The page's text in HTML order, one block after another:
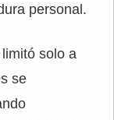
personal.
solo a
se